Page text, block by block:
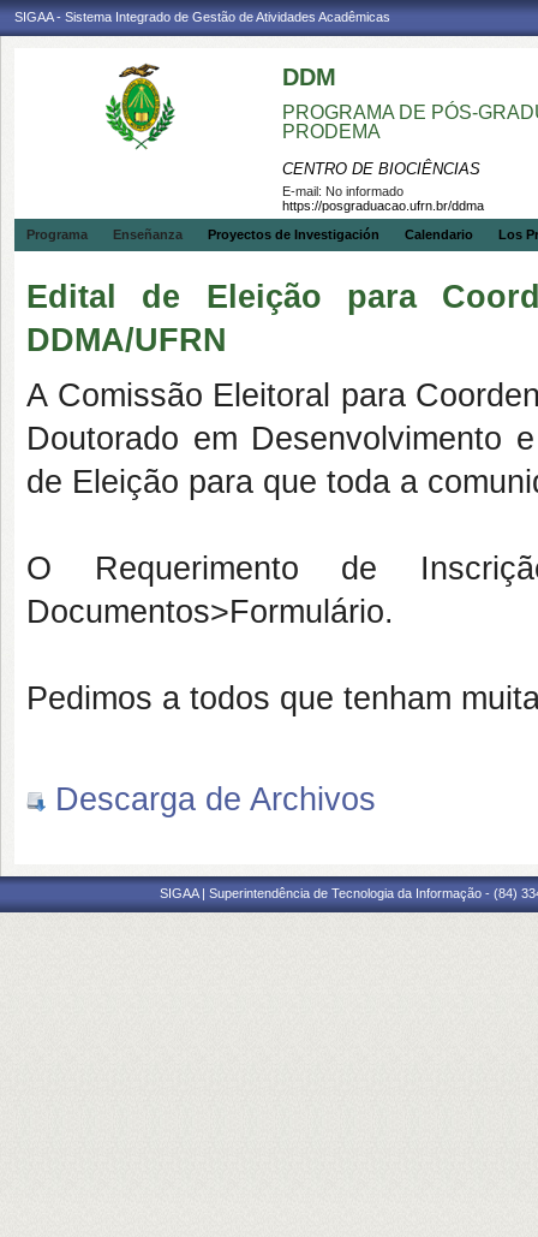
SIGAA - Sistema Integrado de Gestão de Atividades Acadêmicas
DDM
PROGRAMA DE PÓS-
PRODEMA
CENTRO DE BIOCIÊNCIAS
E-mail: No informado
https://posgraduacao.ufrn.br/ddma
Programa
Enseñanza Proyectos de Investigación Calendario Los
Edital de Eleição para
DDMA/UFRN
A Comissão Eleitoral para
Doutorado em Desenvolvimento
de Eleição para que toda a
O Requerimento de
Documentos>Formulário.
Pedimos a todos que tenham
Descarga de Archivos
SIGAA | Superintendência de Tecnologia da Informação - (84)